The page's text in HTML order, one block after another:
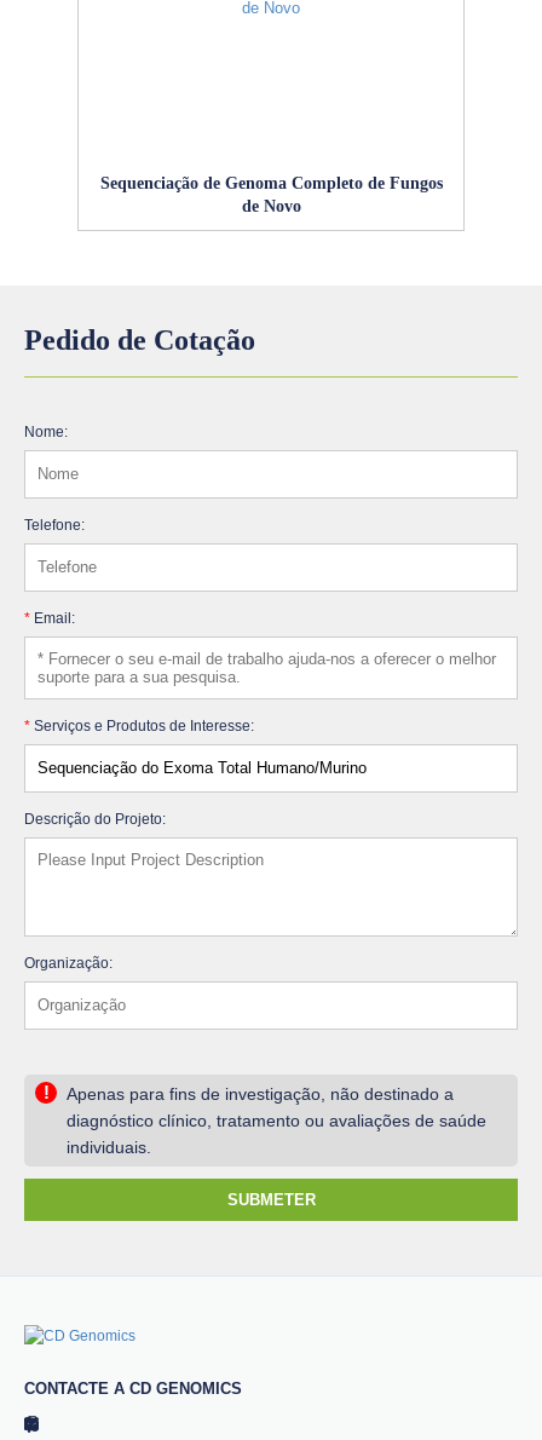
Sequenciação de Genoma Completo de Fungos
de Novo
Pedido de Cotação
Nome:
Telefone:
* Email:
* Serviços e Produtos de Interesse:
Descrição do Projeto:
Organização:
!
Apenas para fins de investigação, não destinado a
diagnóstico clínico, tratamento ou avaliações de saúde
individuais.
SUBMETER
CONTACTE A CD GENOMICS